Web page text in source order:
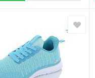
искусственная
кожа
Пвх
Китай